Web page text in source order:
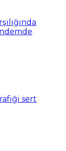
sert